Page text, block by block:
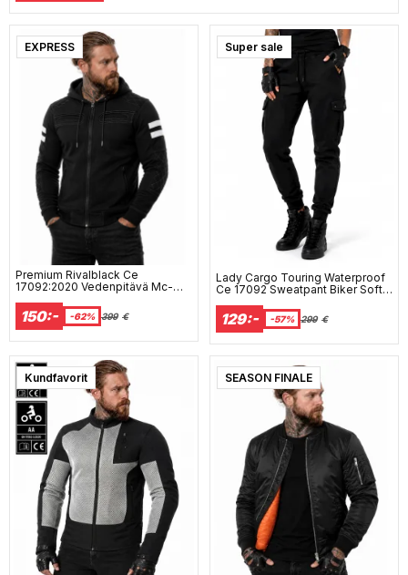
EXPRESS
Premium Rivalblack Ce
17092:2020 Vedenpitävä Mc-
150:- -62% 399 €
Super sale
Lady Cargo Touring Waterproof
Ce 17092 Sweatpant Biker Soft
129:- -57% 299 €
Kundfavorit SEASON FINALE